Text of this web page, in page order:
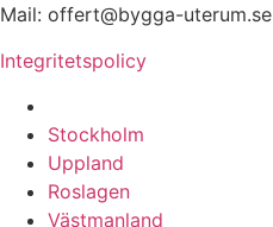
Mail: offert@bygga-uterum.se
Integritetspolicy
Stockholm
Uppland
Roslagen
Västmanland